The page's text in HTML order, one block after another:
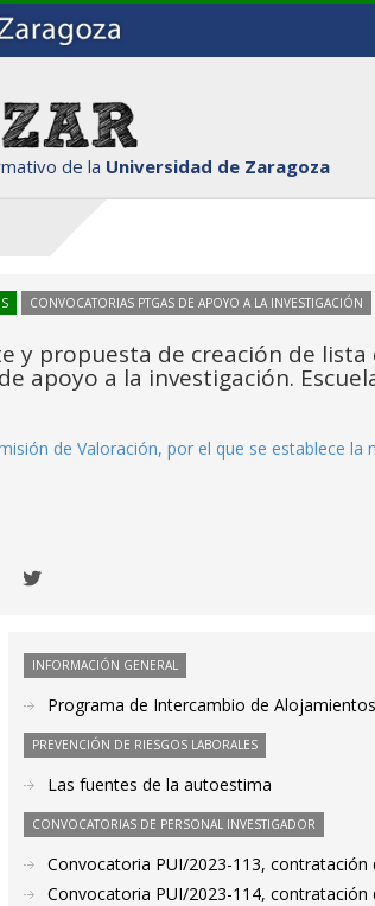
de la Universidad de Zaragoza
CONVOCATORIAS PTGAS DE APOYO A LA INVESTIGACIÓN
y propuesta de creación de
apoyo a la investigación.
de Valoración, por el que se establece
INFORMACIÓN GENERAL
Programa de Intercambio de
PREVENCIÓN DE RIESGOS LABORALES
Las fuentes de la autoestima
CONVOCATORIAS DE PERSONAL INVESTIGADOR
Convocatoria PUI/2023-113,
Convocatoria PUI/2023-114,